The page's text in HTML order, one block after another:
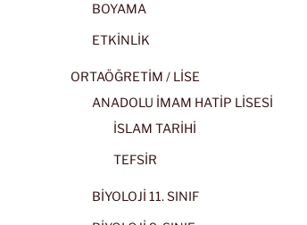
BOYAMA
ETKİNLİK
ORTAÖĞRETİM / LİSE
ANADOLU İMAM HATİP LİSESİ
İSLAM TARİHİ
TEFSİR
BİYOLOJİ 11. SINIF